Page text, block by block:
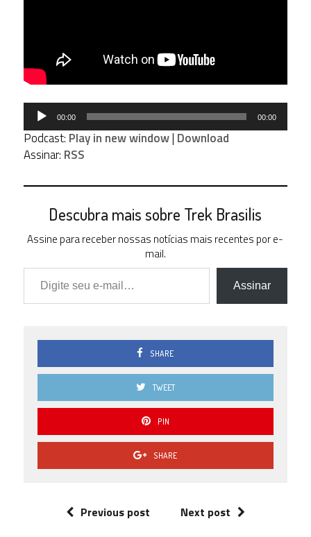
Tocador
áudio
00:00 00:00
Podcast: Play in new window| Download
Assinar: RSS
Descubra mais sobre Trek Brasilis
Assine para receber nossas notícias mais recentes por e-
mail.
Digite seu e-mail…
Assinar
SHARE
TWEET
PIN
SHARE
Previous post Next post